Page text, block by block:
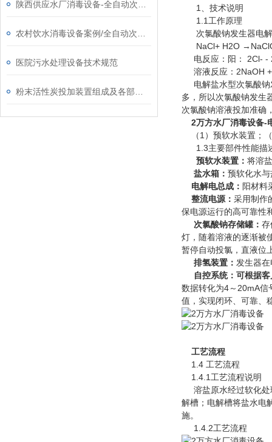
医院污水处理设备技术规范
1、技术说明
1.1工作原理
次氯酸钠发生器电解
NaCl+ H2O
电反应：阳： 2Cl- -
溶液反应：2NaOH
电解盐水型次氯酸钠
多，所以次氯酸钠发生
次氯酸钠溶液投加准确
2万方水厂消毒设备-
（1）预软水装置；（
1.3主要部件性能描
预软水装置： 将溶
盐水箱： 预软化水
电解电总成： 阳材料
整流电源： 采用制作
保电源运行的高可靠性
次氯酸钠存储罐： 存
灯，随着溶液的逐渐被
暂停自动投氯，直液位
排氢装置： 发生器
自控系统：可根据客
数据转化为4～20mA信
值，实现闭环、可靠、
工艺流程
1.4 工艺流程
1.4.1工艺流程说明
溶盐原水经过软化处
解槽；电解槽将盐水电
施。
1.4.2工艺流程